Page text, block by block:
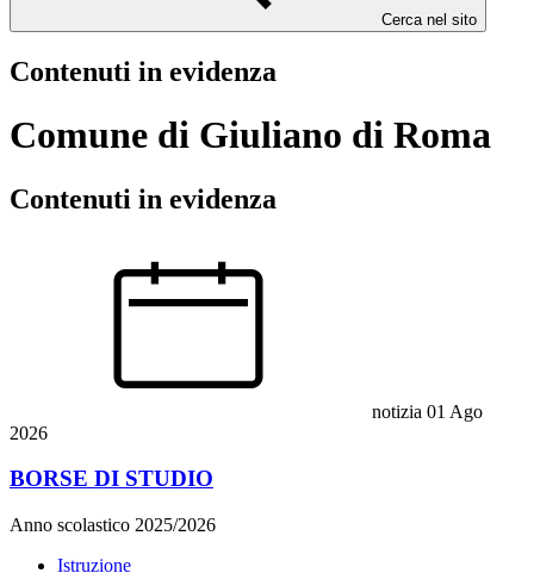
Cerca nel sito
Contenuti in evidenza
Comune di Giuliano di Roma
Contenuti in evidenza
notizia 01 Ago
2026
BORSE DI STUDIO
Anno scolastico 2025/2026
Istruzione